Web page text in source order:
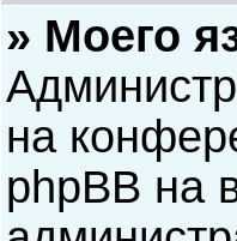
» Моего
на
phpBB на